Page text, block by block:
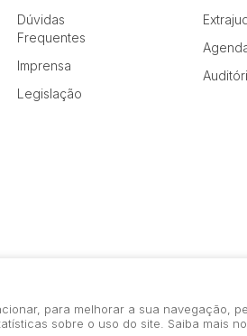
Dúvidas
Frequentes
Imprensa
Legislação
Política de Privacidade
para melhorar a sua navegação,
sobre o uso do site. Saiba mais no